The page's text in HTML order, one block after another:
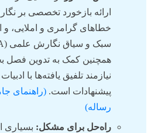
ارائه بازخورد تخصصی بر
خطاهای گرامری و املایی، و
همچنین کمک به تدوین فصل
نیازمند تلفیق یافته‌ها با
پیشنهادات است. (راهنمای
رساله)
راه‌حل برای مشکل: بسیاری